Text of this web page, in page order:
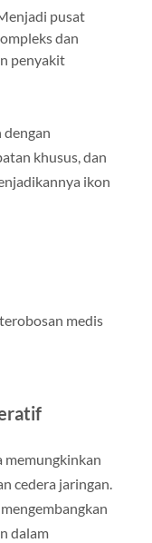
pusat
dan
penyakit
khusus, dan
ikon
medis
memungkinkan
cedera jaringan.
dalam